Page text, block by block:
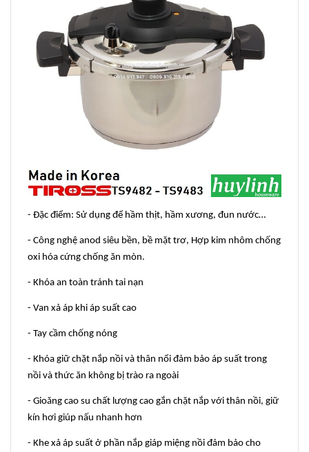
- Đặc điểm: Sử dụng để hầm thịt, hầm xương, đun nước…
- Công nghệ anod siêu bền, bề mặt trơ, Hợp kim nhôm chống
oxi hóa cứng chống ăn mòn.
- Khóa an toàn tránh tai nạn
- Van xả áp khi áp suất cao
- Tay cầm chống nóng
- Khóa giữ chặt nắp nồi và thân nổi đảm bảo áp suất trong
nồi và thức ăn không bị trào ra ngoài
- Gioăng cao su chất lượng cao gắn chặt nắp với thân nồi, giữ
kín hơi giúp nấu nhanh hơn
- Khe xả áp suất ở phần nắp giáp miệng nồi đảm bảo cho